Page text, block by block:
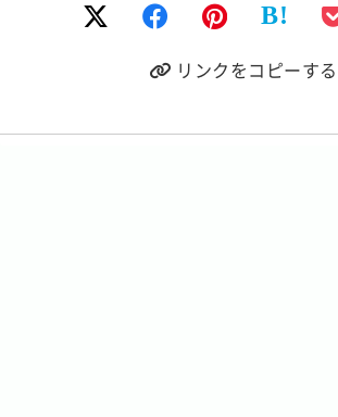
B!
リンクをコピーする